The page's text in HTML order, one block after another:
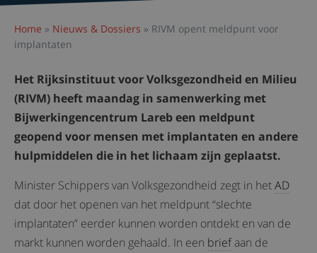
Home » Nieuws & Dossiers » RIVM opent meldpunt voor
implantaten
Het Rijksinstituut voor Volksgezondheid en Milieu
(RIVM) heeft maandag in samenwerking met
Bijwerkingencentrum Lareb een meldpunt
geopend voor mensen met implantaten en andere
hulpmiddelen die in het lichaam zijn geplaatst.
Minister Schippers van Volksgezondheid zegt in hetAD
dat door het openen van het meldpunt “slechte
implantaten” eerder kunnen worden ontdekt en van de
markt kunnen worden gehaald. In een briefaan de